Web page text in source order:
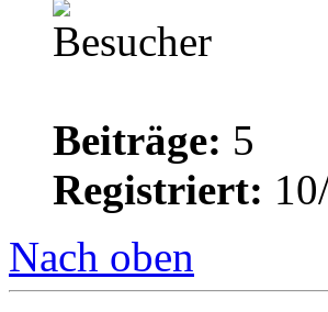
Beiträge: 5
Registriert:
Nach oben